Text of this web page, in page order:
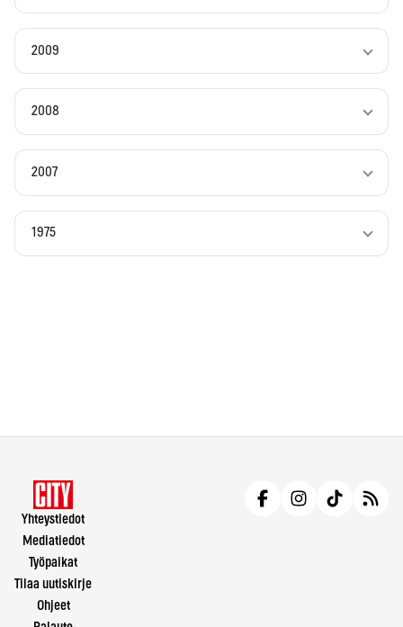
2009
2008
2007
1975
Yhteystiedot
Mediatiedot
Työpaikat
Tilaa uutiskirje
Ohjeet